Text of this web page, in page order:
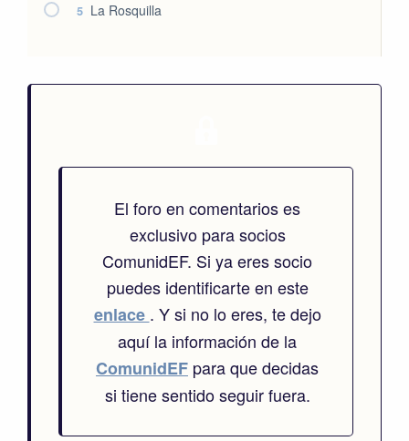
5 La Rosquilla
El foro en comentarios es
exclusivo para socios
ComunidEF. Si ya eres socio
puedes identificarte en este
enlace . Y si no lo eres, te dejo
aquí la información de la
ComunidEF para que decidas
si tiene sentido seguir fuera.